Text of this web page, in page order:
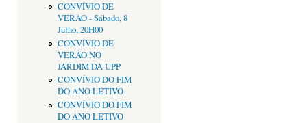
CONVÍVIO DE
VERAO - Sábado, 8
Julho, 20H00
CONVÍVIO DE
VERÃO NO
JARDIM DA UPP
CONVÍVIO DO FIM
DO ANO LETIVO
CONVÍVIO DO FIM
DO ANO LETIVO